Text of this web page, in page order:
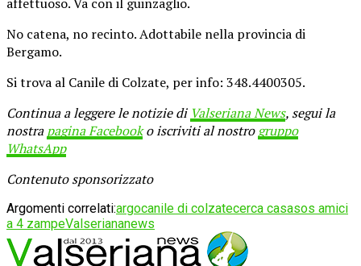
No catena, no recinto. Adottabile nella provincia di
Bergamo.
Si trova al Canile di Colzate, per info: 348.4400305.
Continua a leggere le notizie di Valseriana News, segui la
nostrapagina Facebooko iscriviti al nostrogruppo
WhatsApp
Contenuto sponsorizzato
Argomenti correlati:argocanile di colzatecerca casasos amici
a 4 zampeValseriananews